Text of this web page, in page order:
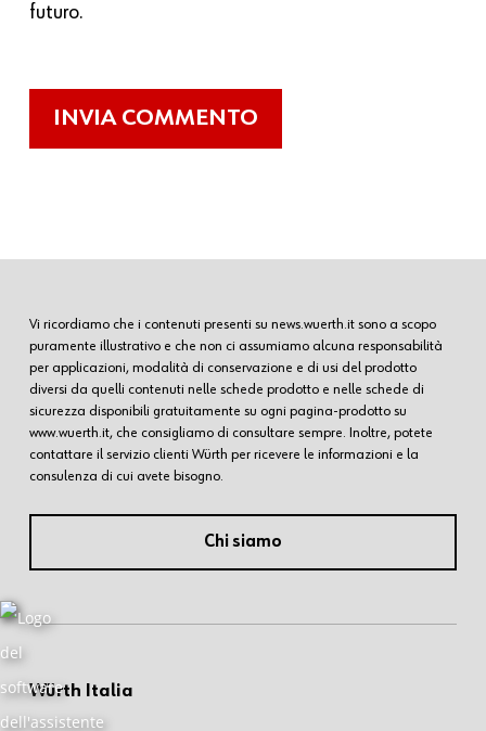
futuro.
Vi ricordiamo che i contenuti presenti su news.wuerth.it sono a scopo
puramente illustrativo e che non ci assumiamo alcuna responsabilità
per applicazioni, modalità di conservazione e di usi del prodotto
diversi da quelli contenuti nelle schede prodotto e nelle schede di
sicurezza disponibili gratuitamente su ogni pagina-prodotto su
www.wuerth.it, che consigliamo di consultare sempre. Inoltre, potete
contattare il servizio clienti Würth per ricevere le informazioni e la
consulenza di cui avete bisogno.
Chi siamo
Würth Italia